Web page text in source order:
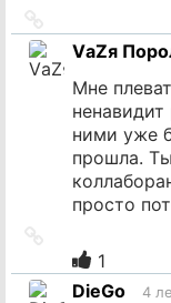
на
источник
VаZя
Мне
ними уже
прошла.
просто
источник
1
DieGo
4